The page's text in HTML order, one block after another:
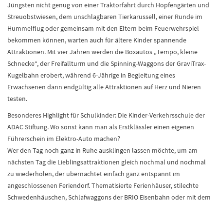
Jüngsten nicht genug von einer Traktorfahrt durch Hopfengärten und
Streuobstwiesen, dem unschlagbaren Tierkarussell, einer Runde im
Hummelflug oder gemeinsam mit den Eltern beim Feuerwehrspiel
bekommen können, warten auch für ältere Kinder spannende
Attraktionen. Mit vier Jahren werden die Boxautos „Tempo, kleine
Schnecke“, der Freifallturm und die Spinning-Waggons der GraviTrax-
Kugelbahn erobert, während 6-Jährige in Begleitung eines
Erwachsenen dann endgültig alle Attraktionen auf Herz und Nieren
testen.
Besonderes Highlight für Schulkinder: Die Kinder-Verkehrsschule der
ADAC Stiftung. Wo sonst kann man als Erstklässler einen eigenen
Führerschein im Elektro-Auto machen?
Wer den Tag noch ganz in Ruhe ausklingen lassen möchte, um am
nächsten Tag die Lieblingsattraktionen gleich nochmal und nochmal
zu wiederholen, der übernachtet einfach ganz entspannt im
angeschlossenen Feriendorf. Thematisierte Ferienhäuser, stilechte
Schwedenhäuschen, Schlafwaggons der BRIO Eisenbahn oder mit dem